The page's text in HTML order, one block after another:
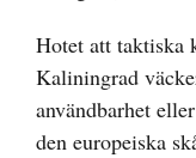
Hotet att taktiska
Kaliningrad
användbarhet
den europeiska